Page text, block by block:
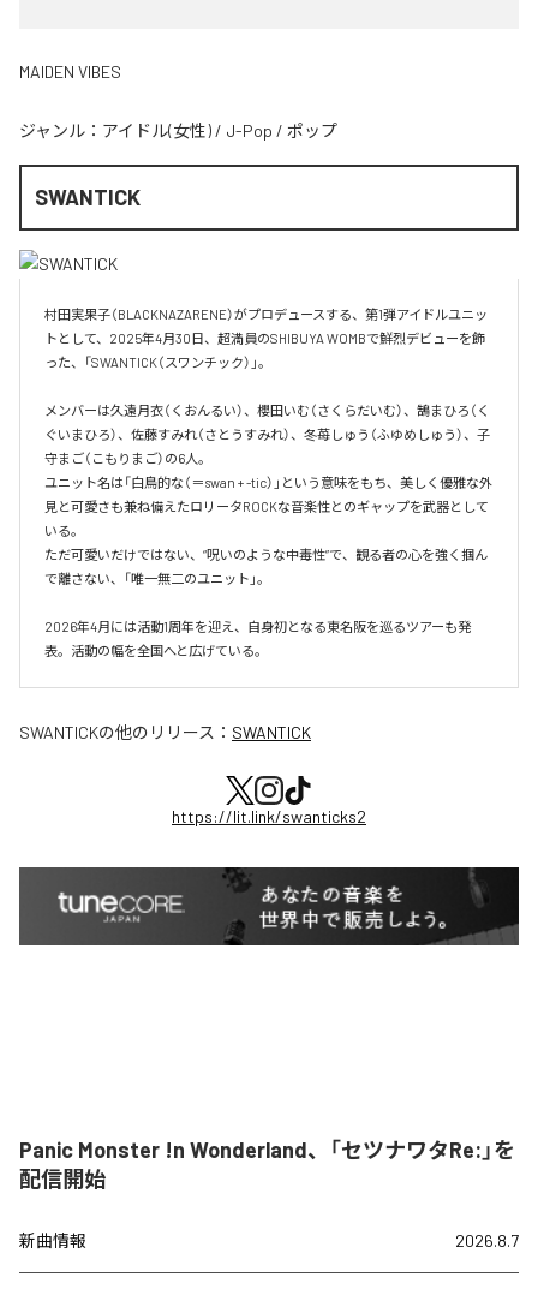
MAIDEN VIBES
ジャンル： アイドル(女性) / J-Pop / ポップ
SWANTICK
村田実果子（BLACKNAZARENE）がプロデュースする、第1弾アイドルユニッ
トとして、2025年4月30日、超満員のSHIBUYA WOMBで鮮烈デビューを飾
った、「SWANTICK（スワンチック）」。
メンバーは久遠月衣（くおんるい）、櫻田いむ（さくらだいむ）、鵠まひろ（く
ぐいまひろ）、佐藤すみれ（さとうすみれ）、冬苺しゅう（ふゆめしゅう）、子
守まご（こもりまご）の6人。
ユニット名は「白鳥的な（＝swan + -tic）」という意味をもち、美しく優雅な外
見と可愛さも兼ね備えたロリータROCKな音楽性とのギャップを武器として
いる。
ただ可愛いだけではない、“呪いのような中毒性”で、観る者の心を強く掴ん
で離さない、「唯一無二のユニット」。
2026年4月には活動1周年を迎え、自身初となる東名阪を巡るツアーも発
表。活動の幅を全国へと広げている。
SWANTICKの他のリリース： SWANTICK
https://lit.link/swanticks2
Panic Monster !n Wonderland、「セツナワタRe:」を
配信開始
新曲情報 2026.8.7